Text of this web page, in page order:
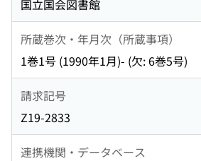
国立国会図書館
所蔵巻次・年月次（所蔵事項）
1巻1号 (1990年1月)- (欠: 6巻5号)
請求記号
Z19-2833
連携機関・データベース